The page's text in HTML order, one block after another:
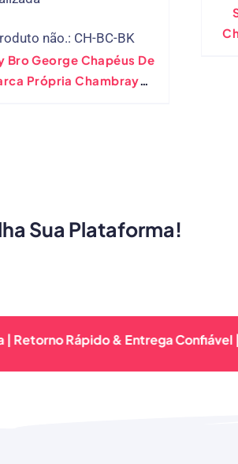
não.: CH-BC-BK
Bro George Chapéus De
Própria Chambray
Sua Plataforma!
Rápido & Entrega Confiável |